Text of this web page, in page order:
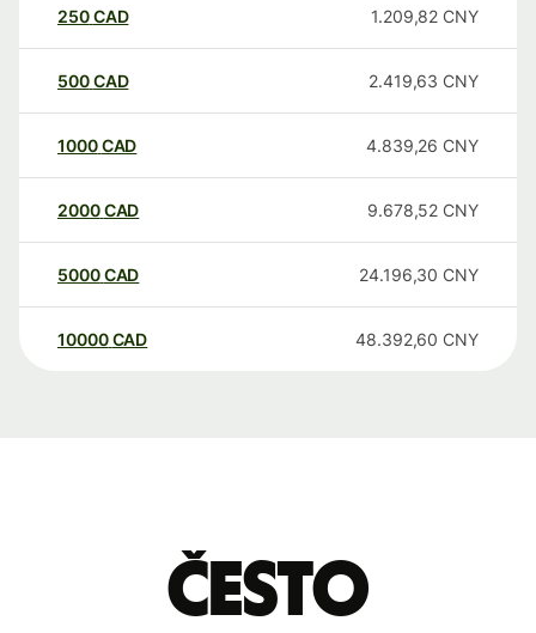
250CAD 1.209,82 CNY
500CAD 2.419,63 CNY
1000CAD 4.839,26 CNY
2000CAD 9.678,52 CNY
5000CAD 24.196,30 CNY
10000 CAD 48.392,60 CNY
Često